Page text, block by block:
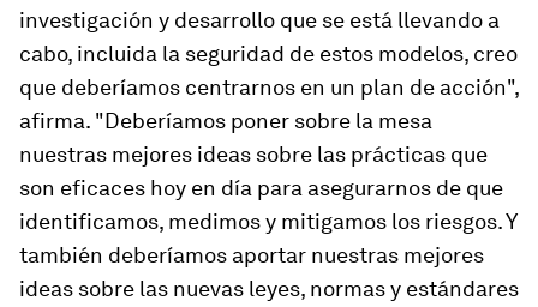
investigación y desarrollo que se está llevando a
cabo, incluida la seguridad de estos modelos, creo
que deberíamos centrarnos en un plan de acción",
afirma. "Deberíamos poner sobre la mesa
nuestras mejores ideas sobre las prácticas que
son eficaces hoy en día para asegurarnos de que
identificamos, medimos y mitigamos los riesgos. Y
también deberíamos aportar nuestras mejores
ideas sobre las nuevas leyes, normas y estándares